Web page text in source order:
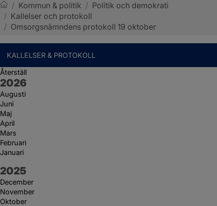
Sotenäs kommun
/ Kommun & politik / Politik och demokrati
/ Kallelser och protokoll
/ Omsorgsnämndens protokoll 19 oktober
KALLELSER & PROTOKOLL
Återställ
År:
2026
Augusti
Juni
Maj
April
Mars
Februari
Januari
År:
2025
December
November
Oktober